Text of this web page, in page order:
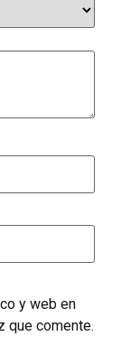
y web en
que comente.